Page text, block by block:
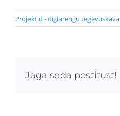
Projektid - digiarengu tegevuskava
Jaga seda postitust!